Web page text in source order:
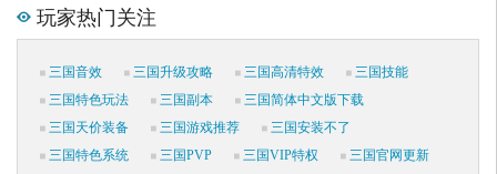
玩家热门关注
三国音效 三国升级攻略 三国高清特效
三国技能
三国特色玩法
三国副本
三国简体中文版下载
三国天价装备
三国游戏推荐
三国安装不了
三国特色系统
三国PVP 三国VIP特权
三国官网更新